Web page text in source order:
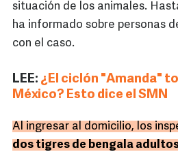
situación de los animales.
ha informado sobre personas
con el caso.
LEE: ¿El ciclón "Amanda"
México? Esto dice el SMN
Al ingresar al domicilio, los
dos tigres de bengala